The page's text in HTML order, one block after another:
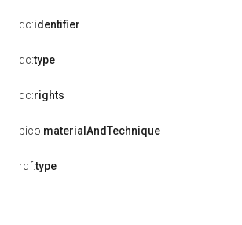
dc:identifier
dc:type
dc:rights
pico:materialAndTechnique
rdf:type